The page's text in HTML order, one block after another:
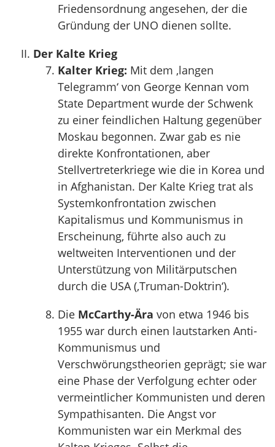
Friedensordnung angesehen, der die
Gründung der UNO dienen sollte.
Der Kalte Krieg
Kalter Krieg: Mit dem ‚langen
Telegramm‘ von George Kennan vom
State Department wurde der Schwenk
zu einer feindlichen Haltung gegenüber
Moskau begonnen. Zwar gab es nie
direkte Konfrontationen, aber
Stellvertreterkriege wie die in Korea und
in Afghanistan. Der Kalte Krieg trat als
Systemkonfrontation zwischen
Kapitalismus und Kommunismus in
Erscheinung, führte also auch zu
weltweiten Interventionen und der
Unterstützung von Militärputschen
durch die USA (‚Truman-Doktrin‘).
Die McCarthy-Ära von etwa 1946 bis
1955 war durch einen lautstarken Anti-
Kommunismus und
Verschwörungstheorien geprägt; sie war
eine Phase der Verfolgung echter oder
vermeintlicher Kommunisten und deren
Sympathisanten. Die Angst vor
Kommunisten war ein Merkmal des